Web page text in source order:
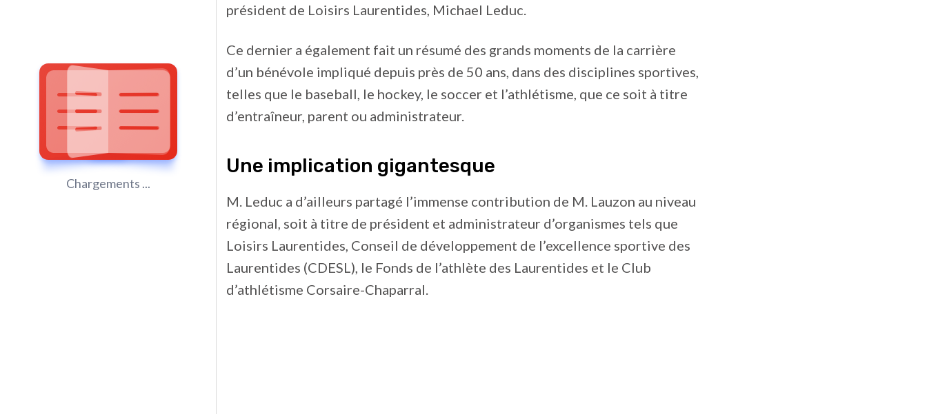
Chargements ...
président de Loisirs Laurentides, Michael Leduc.
Ce dernier a également fait un résumé des grands moments de la carrière
d’un bénévole impliqué depuis près de 50 ans, dans des disciplines sportives,
telles que le baseball, le hockey, le soccer et l’athlétisme, que ce soit à titre
d’entraîneur, parent ou administrateur.
Une implication gigantesque
M. Leduc a d’ailleurs partagé l’immense contribution de M. Lauzon au niveau
régional, soit à titre de président et administrateur d’organismes tels que
Loisirs Laurentides, Conseil de développement de l’excellence sportive des
Laurentides (CDESL), le Fonds de l’athlète des Laurentides et le Club
d’athlétisme Corsaire-Chaparral.